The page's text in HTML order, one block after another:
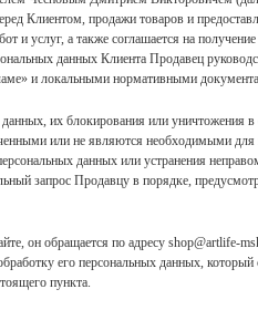
Клиентом, продажи товаров и
и услуг, а также соглашается на
данных Клиента Продавец
и локальными нормативными
их блокирования или уничтожения
или не являются необходимыми для
данных или устранения
запрос Продавцу в порядке,
он обращается по адресу shop@artlife-
его персональных данных,
пункта.